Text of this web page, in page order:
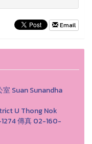
Email
Suan Sunandha
U Thong Nok
傳真 02-160-